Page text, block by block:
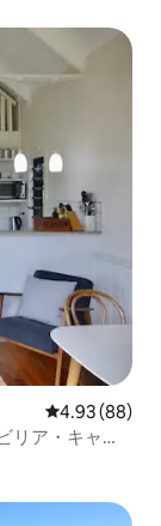
レビュー88
4.93 (88)
リア・キャビ